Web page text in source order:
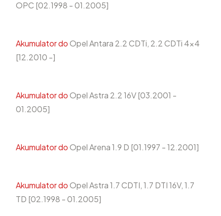
OPC [02.1998 - 01.2005]
Akumulator doOpel Antara 2.2 CDTi, 2.2 CDTi 4x4
[12.2010 -]
Akumulator doOpel Astra 2.2 16V [03.2001 -
01.2005]
Akumulator doOpel Arena 1.9 D [01.1997 - 12.2001]
Akumulator doOpel Astra 1.7 CDTI, 1.7 DTI 16V, 1.7
TD [02.1998 - 01.2005]